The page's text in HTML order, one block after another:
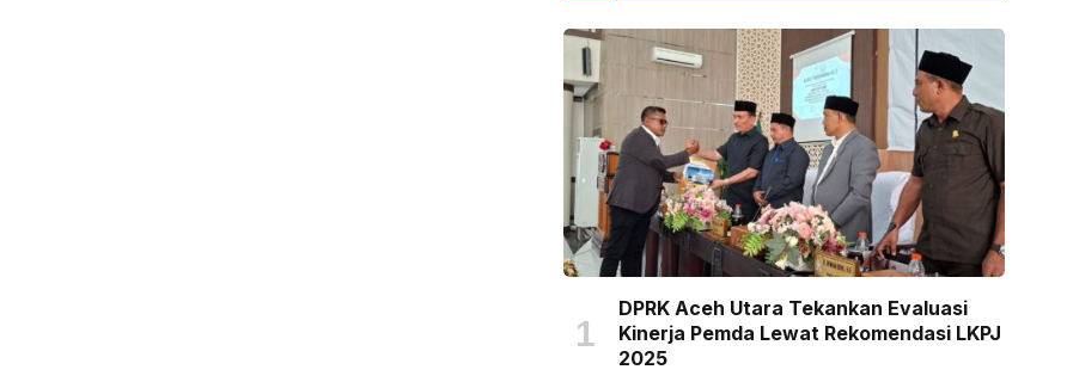
DPRK Aceh Utara Tekankan Evaluasi
Kinerja Pemda Lewat Rekomendasi LKPJ
2025